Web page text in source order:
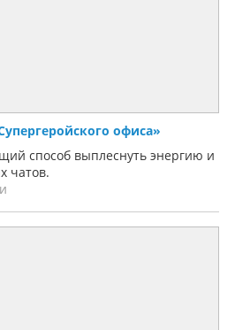
офиса»
способ выплеснуть энергию и
чатов.